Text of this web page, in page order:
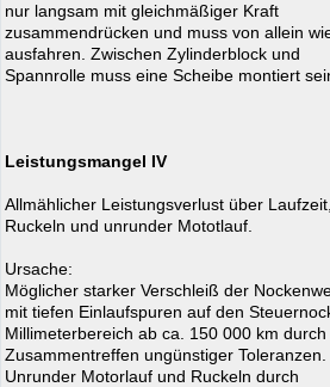
nur langsam mit gleichmäßiger Kraft
zusammendrücken und muss von allein
ausfahren. Zwischen Zylinderblock und
Spannrolle muss eine Scheibe montiert
Leistungsmangel IV
Allmählicher Leistungsverlust über
Ruckeln und unrunder Mototlauf.
Ursache:
Möglicher starker Verschleiß der
mit tiefen Einlaufspuren auf den
Millimeterbereich ab ca. 150 000 km durch
Zusammentreffen ungünstiger Toleranzen.
Unrunder Motorlauf und Ruckeln durch